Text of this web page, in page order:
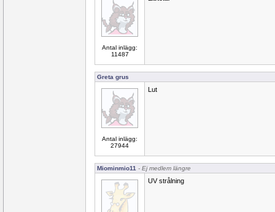
Antal inlägg:
11487
Greta grus
Antal inlägg:
27944
Lut
Miominmio11 - Ej medlem längre
UV strålning